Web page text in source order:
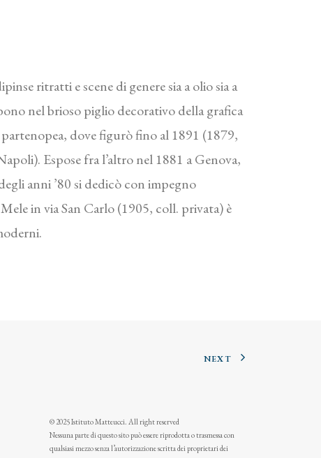
ritratti e scene di genere sia a olio sia a
nel brioso piglio decorativo della grafica
dove figurò fino al 1891 (1879,
Espose fra l’altro nel 1881 a Genova,
anni ’80 si dedicò con impegno
in via San Carlo (1905, coll. privata) è
NEXT
© 2025 Istituto Matteucci. All right reserved
Nessuna parte di questo sito può essere riprodotta o trasmessa con
qualsiasi mezzo senza l’autorizzazione scritta dei proprietari dei